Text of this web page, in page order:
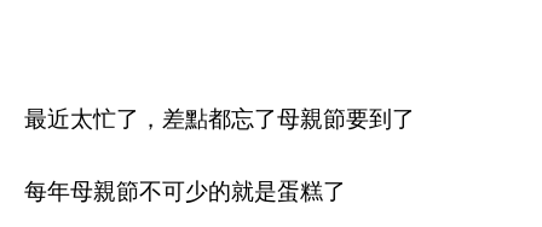
最近太忙了，差點都忘了母親節要到了
每年母親節不可少的就是蛋糕了